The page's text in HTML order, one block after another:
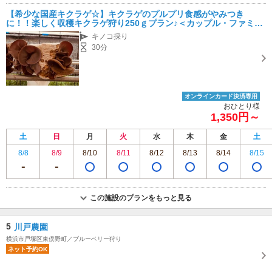
【希少な国産キクラゲ☆】キクラゲのプルプリ食感がやみつき
に！！楽しく収穫キクラゲ狩り250ｇプラン♪＜カップル・ファミリ
ーにおすすめ＞
キノコ採り
30分
オンラインカード決済専用
おひとり様
1,350円～
土 日 月 火 水 木 金
土
8/8
8/9 8/10 8/11 8/12 8/13 8/14 8/15
この施設のプランをもっと見る
5 川戸農園
横浜市戸塚区東俣野町／ブルーベリー狩り
ネット予約OK